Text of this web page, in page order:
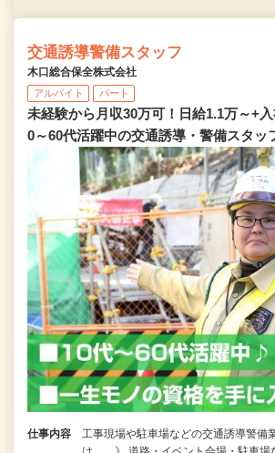
交通誘導警備スタッフ
木口総合保全株式会社
アルバイト パート
未経験から月収30万可！日給1.1万～+
0～60代活躍中の交通誘導・警備スタッ
仕事内容
工事現場や駐車場などの交通誘導警備